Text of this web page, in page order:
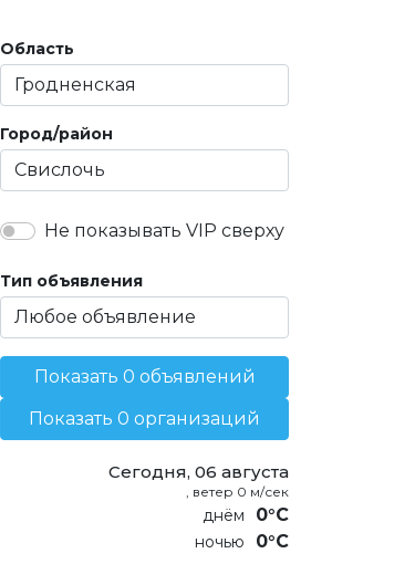
Область
Город/район
Не показывать VIP сверху
Тип объявления
Показать 0 объявлений
Показать 0 организаций
Сегодня, 06 августа
, ветер 0 м/сек
0°C
0°C